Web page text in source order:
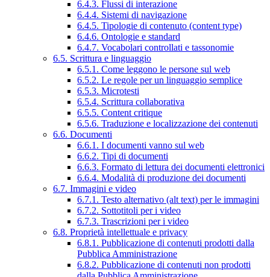
6.4.3. Flussi di interazione
6.4.4. Sistemi di navigazione
6.4.5. Tipologie di contenuto (content type)
6.4.6. Ontologie e standard
6.4.7. Vocabolari controllati e tassonomie
6.5. Scrittura e linguaggio
6.5.1. Come leggono le persone sul web
6.5.2. Le regole per un linguaggio semplice
6.5.3. Microtesti
6.5.4. Scrittura collaborativa
6.5.5. Content critique
6.5.6. Traduzione e localizzazione dei contenuti
6.6. Documenti
6.6.1. I documenti vanno sul web
6.6.2. Tipi di documenti
6.6.3. Formato di lettura dei documenti elettronici
6.6.4. Modalità di produzione dei documenti
6.7. Immagini e video
6.7.1. Testo alternativo (alt text) per le immagini
6.7.2. Sottotitoli per i video
6.7.3. Trascrizioni per i video
6.8. Proprietà intellettuale e privacy
6.8.1. Pubblicazione di contenuti prodotti dalla
Pubblica Amministrazione
6.8.2. Pubblicazione di contenuti non prodotti